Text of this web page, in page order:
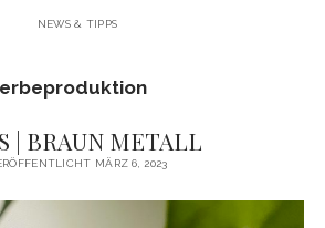
NEWS & TIPPS
| BRAUN METALL
MÄRZ 6, 2023